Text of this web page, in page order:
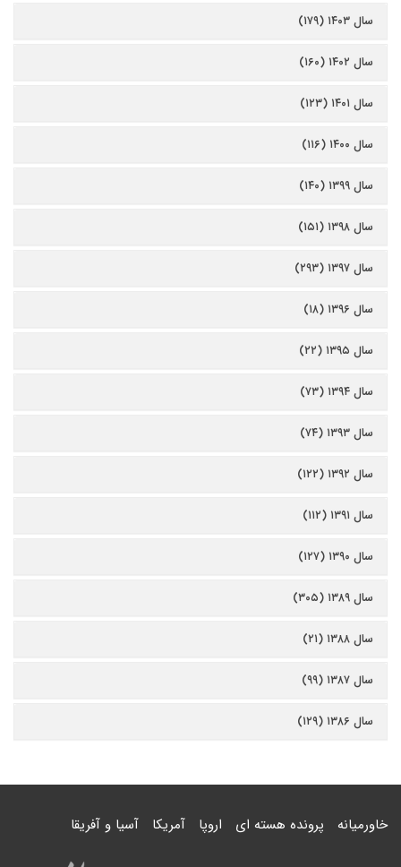
سال ۱۴۰۳ (۱۷۹)
سال ۱۴۰۲ (۱۶۰)
سال ۱۴۰۱ (۱۲۳)
سال ۱۴۰۰ (۱۱۶)
سال ۱۳۹۹ (۱۴۰)
سال ۱۳۹۸ (۱۵۱)
سال ۱۳۹۷ (۲۹۳)
سال ۱۳۹۶ (۱۸)
سال ۱۳۹۵ (۲۲)
سال ۱۳۹۴ (۷۳)
سال ۱۳۹۳ (۷۴)
سال ۱۳۹۲ (۱۲۲)
سال ۱۳۹۱ (۱۱۲)
سال ۱۳۹۰ (۱۲۷)
سال ۱۳۸۹ (۳۰۵)
سال ۱۳۸۸ (۲۱)
سال ۱۳۸۷ (۹۹)
سال ۱۳۸۶ (۱۲۹)
خاورمیانه پرونده هسته ای اروپا آمریکا آسیا و آفریقا